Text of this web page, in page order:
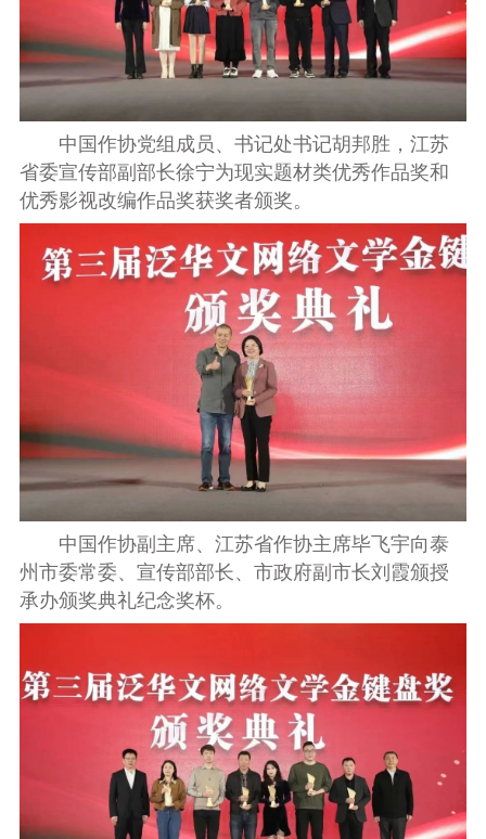
中国作协党组成员、书记处书记胡邦胜，江苏
省委宣传部副部长徐宁为现实题材类优秀作品奖和
优秀影视改编作品奖获奖者颁奖。
中国作协副主席、江苏省作协主席毕飞宇向泰
州市委常委、宣传部部长、市政府副市长刘霞颁授
承办颁奖典礼纪念奖杯。